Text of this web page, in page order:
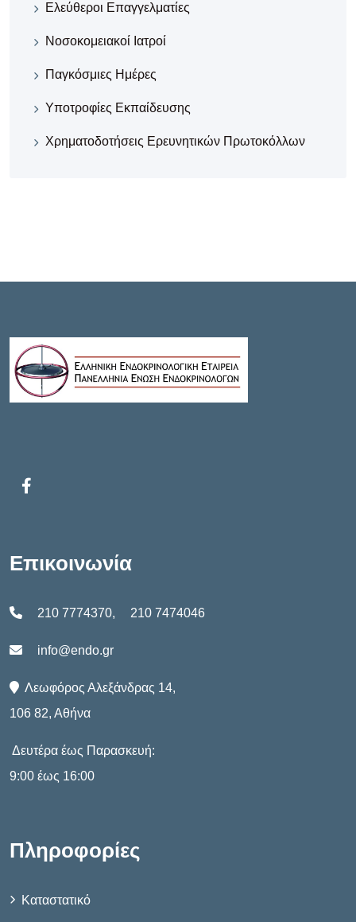
Ελεύθεροι Επαγγελματίες
Νοσοκομειακοί Iατροί
Παγκόσμιες Ημέρες
Υποτροφίες Εκπαίδευσης
Χρηματοδοτήσεις Ερευνητικών Πρωτοκόλλων
Επικοινωνία
210 7774370, 210 7474046
info@endo.gr
Λεωφόρος Αλεξάνδρας 14,
106 82, Αθήνα
Δευτέρα έως Παρασκευή:
9:00 έως 16:00
Πληροφορίες
Καταστατικό